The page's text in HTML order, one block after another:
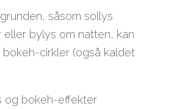
såsom sollys
bylys om natten, kan
bokeh-cirkler (også kaldet
og bokeh-effekter